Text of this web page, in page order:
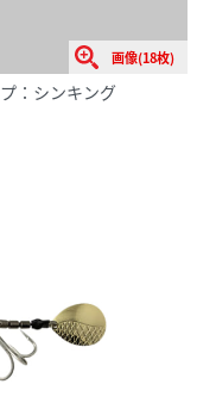
画像(18枚)
：シンキング